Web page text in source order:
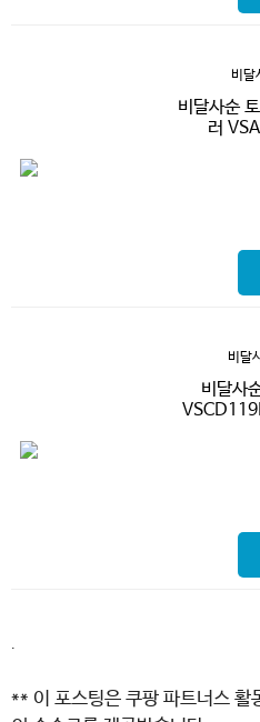
비달
비달사순
러
비달
비달사
.
** 이 포스팅은 쿠팡 파트너스 활